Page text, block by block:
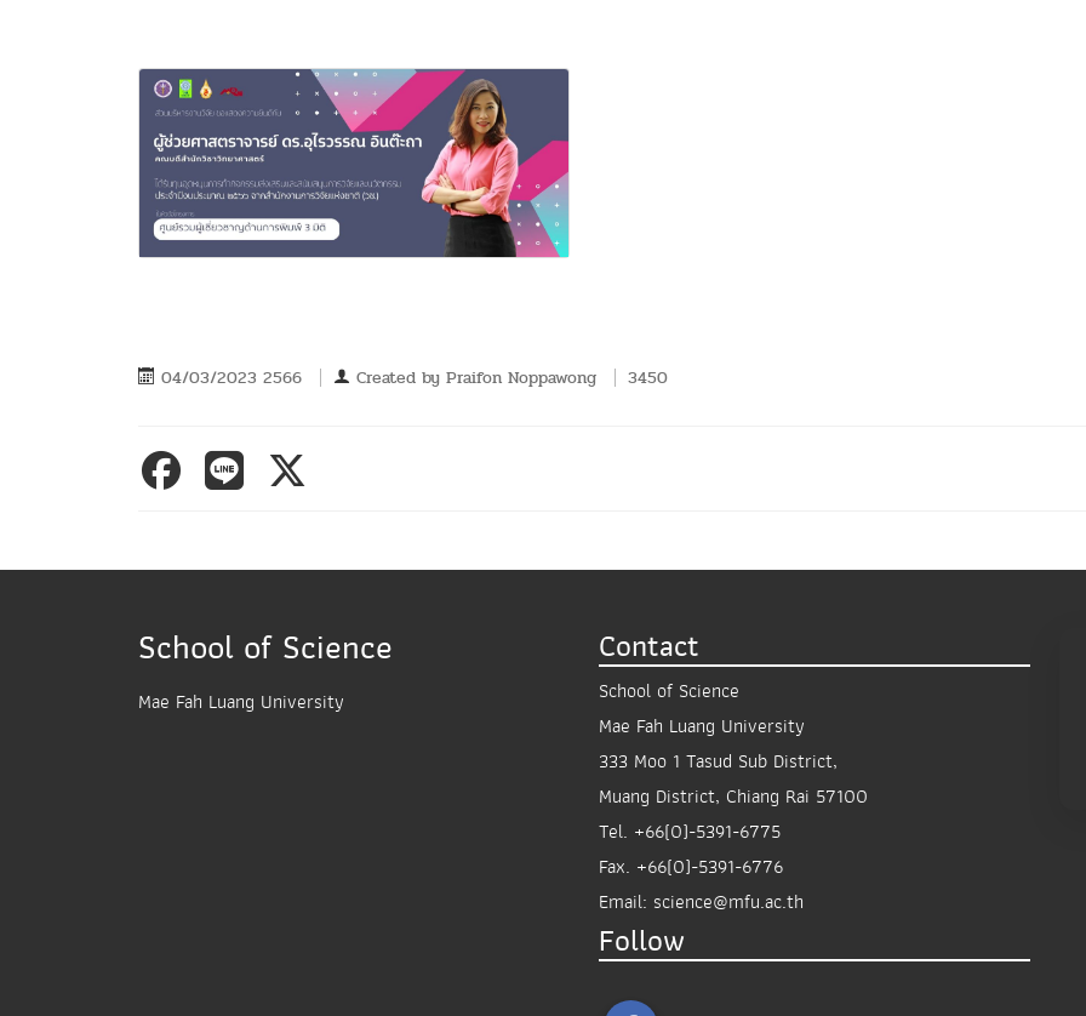
04/03/2023 2566 Created by Praifon Noppawong 3450
School of Science
Mae Fah Luang University
Contact
School of Science
Mae Fah Luang University
333 Moo 1 Tasud Sub District,
Muang District, Chiang Rai 57100
Tel. +66(0)-5391-6775
Fax. +66(0)-5391-6776
Email: science@mfu.ac.th
Follow